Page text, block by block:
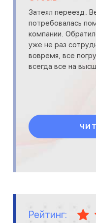
Затеял переезд.
потребовалась
компании.
уже не раз
вовремя, все
всегда все на
Рейтинг: